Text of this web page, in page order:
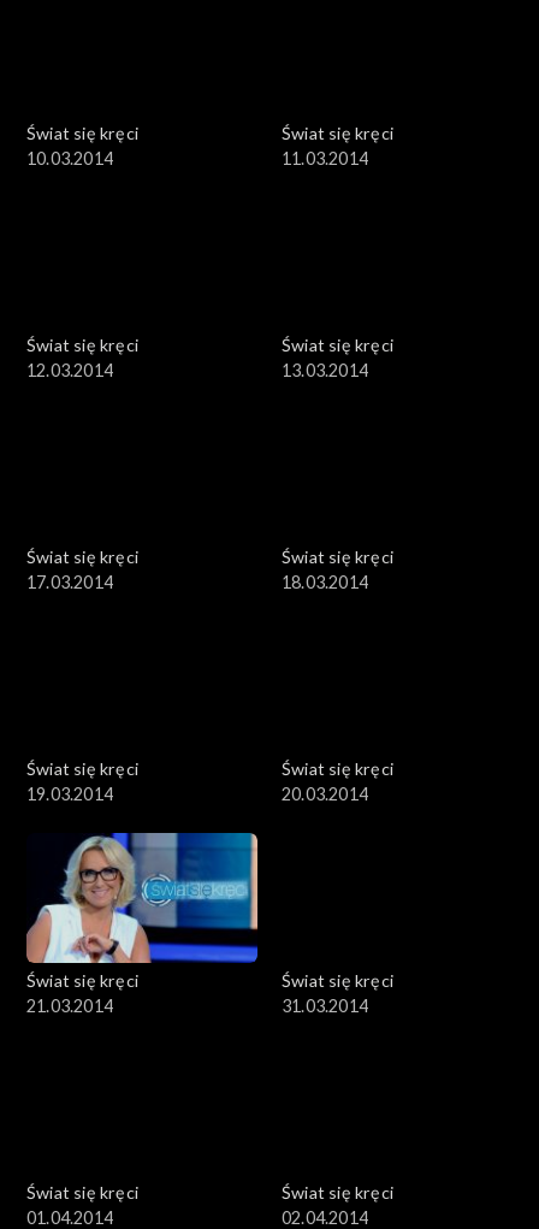
Świat się kręci
10.03.2014
Świat się kręci
11.03.2014
Świat się kręci
12.03.2014
Świat się kręci
13.03.2014
Świat się kręci
17.03.2014
Świat się kręci
18.03.2014
Świat się kręci
19.03.2014
Świat się kręci
20.03.2014
Świat się kręci
21.03.2014
Świat się kręci
31.03.2014
Świat się kręci
01.04.2014
Świat się kręci
02.04.2014